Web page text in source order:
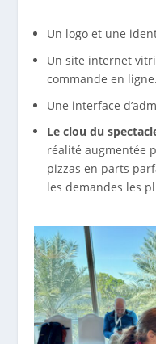
Un logo et une
Un site internet
commande en ligne.
Une interface
Le clou du
réalité augmentée
pizzas en parts
les demandes les